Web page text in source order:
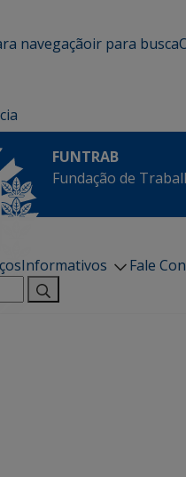
navegaçãoir para busca
FUNTRAB
Fundação de
Informativos
Fale